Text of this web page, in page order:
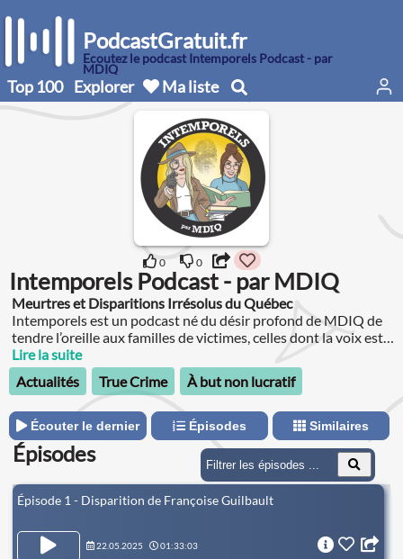
PodcastGratuit.fr
Écoutez le podcast Intemporels Podcast - par
MDIQ
Top 100 Explorer Ma liste
0 0
Intemporels Podcast - par MDIQ
Meurtres et Disparitions Irrésolus du Québec
Intemporels est un podcast né du désir profond de MDIQ de
tendre l’oreille aux familles de victimes, celles dont la voix est
souvent restée dans l’ombre, oubliée ou tue.
Lire la suite
Actualités
True Crime À but non lucratif
Écouter le dernier Épisodes Similaires
Épisodes
Épisode 1 - Disparition de Françoise Guilbault
22.05.2025 01:33:03